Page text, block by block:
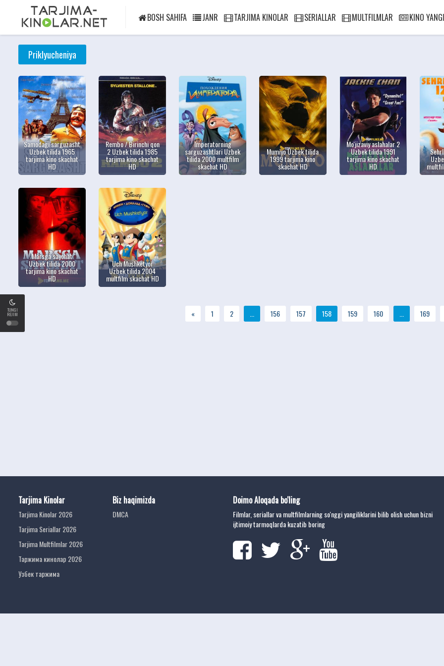
TUNGI
REJIM
BOSH SAHIFA JANR TARJIMA KINOLAR SERIALLAR MULTFILMLAR KINO
Priklyucheniya
Samodagi sarguzasht
Uzbek tilida 1965
tarjima kino skachat
HD
Rembo / Birinchi qon
2 Uzbek tilida 1985
tarjima kino skachat
HD
Imperatorning
sarguzashtlari Uzbek
tilida 2000 multfilm
skachat HD
Mumiyo Uzbek tilida
1999 tarjima kino
skachat HD
Mo'jizaviy aslahalar 2
Uzbek tilida 1991
tarjima kino skachat
HD
Marsga sayohat
Uzbek tilida 2000
tarjima kino skachat
HD
Uch Mushketyor
Uzbek tilida 2004
multfilm skachat HD
« 1 2 156 157 158 159 160 169
Tarjima Kinolar
Tarjima Kinolar 2026
Tarjima Seriallar 2026
Tarjima Multfilmlar 2026
Таржима кинолар 2026
Узбек таржима
Biz haqimizda
DMCA
Doimo Aloqada bo'ling
Filmlar, seriallar va multfilmlarning so'nggi yangiliklarini bilib olish uchun bizni
ijtimoiy tarmoqlarda kuzatib boring